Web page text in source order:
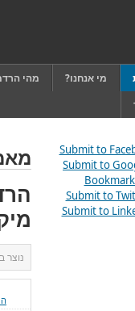
מי אנחנו? מהי
נוצר ב